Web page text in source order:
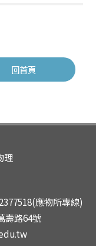
回首頁
應物所專線)
壽路64號